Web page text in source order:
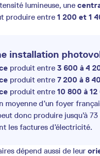
lumineuse, une
produire entre 1 200 et 1
installation
produit entre 3 600 à 4
produit entre 7 200 à 8
produit entre 10 800 à
d’un foyer
donc produire jusqu’à 73
les factures d’électricité.
dépend aussi de leur